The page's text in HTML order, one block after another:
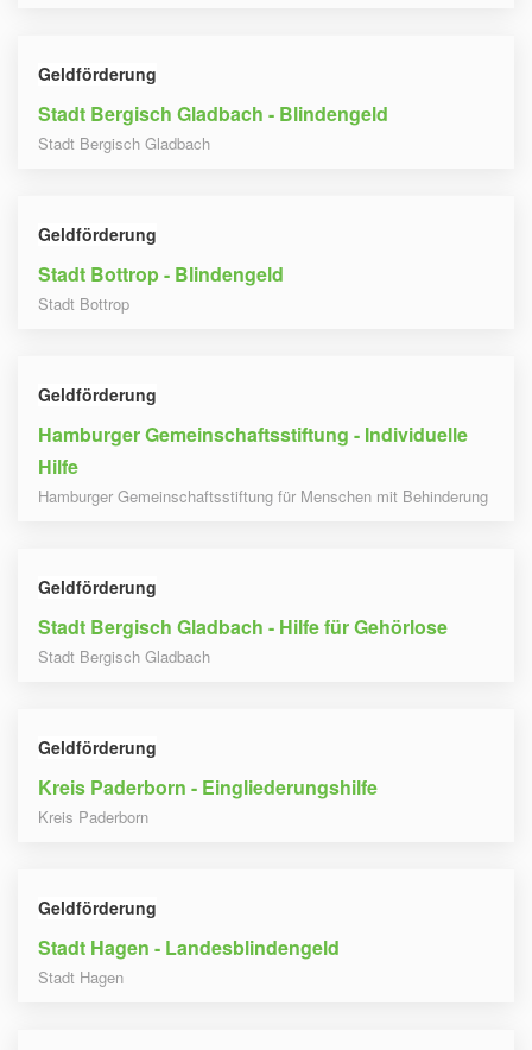
Geldförderung
Stadt Bergisch Gladbach - Blindengeld
Stadt Bergisch Gladbach
Geldförderung
Stadt Bottrop - Blindengeld
Stadt Bottrop
Geldförderung
Hamburger Gemeinschaftsstiftung - Individuelle
Hilfe
Hamburger Gemeinschaftsstiftung für Menschen mit Behinderung
Geldförderung
Stadt Bergisch Gladbach - Hilfe für Gehörlose
Stadt Bergisch Gladbach
Geldförderung
Kreis Paderborn - Eingliederungshilfe
Kreis Paderborn
Geldförderung
Stadt Hagen - Landesblindengeld
Stadt Hagen